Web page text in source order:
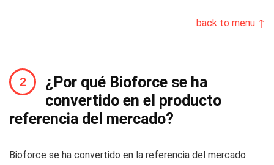
back to menu ↑
¿Por qué Bioforce se ha
convertido en el producto
referencia del mercado?
Bioforce se ha convertido en la referencia del mercado